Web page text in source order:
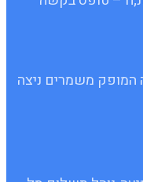
המופק משמרים ניצה